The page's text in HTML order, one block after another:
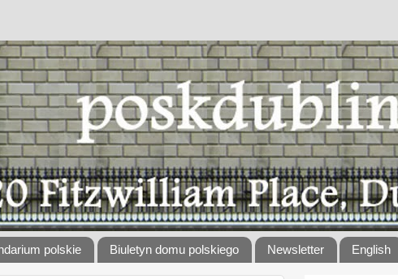
polskie Biuletyn domu polskiego Newsletter English